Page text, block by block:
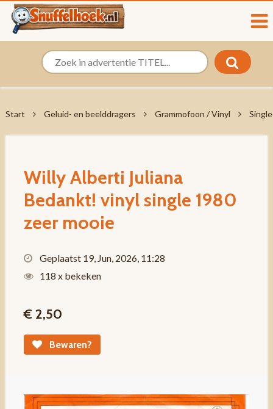
Start Geluid- en beelddragers Grammofoon / Vinyl
Willy Alberti Juliana
Bedankt! vinyl single 1980
zeer mooie
Geplaatst 19, Jun, 2026, 11:28
118 x bekeken
€ 2,50
Bewaren?